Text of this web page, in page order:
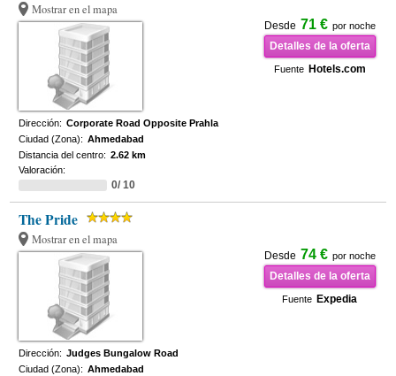
Mostrar en el mapa
Desde 71 € por noche
Detalles de la oferta
Fuente Hotels.com
Dirección: Corporate Road Opposite Prahla
Ciudad (Zona): Ahmedabad
Distancia del centro: 2.62 km
Valoración:
0/ 10
The Pride
Mostrar en el mapa
Desde 74 € por noche
Detalles de la oferta
Fuente Expedia
Dirección: Judges Bungalow Road
Ciudad (Zona): Ahmedabad